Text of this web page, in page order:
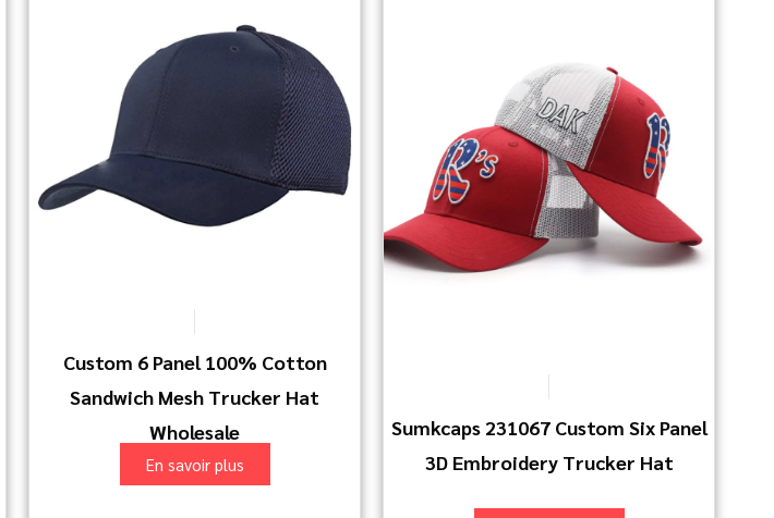
Custom 6 Panel 100% Cotton
Sandwich Mesh Trucker Hat
Wholesale
En savoir plus
Sumkcaps 231067 Custom Six Panel
3D Embroidery Trucker Hat